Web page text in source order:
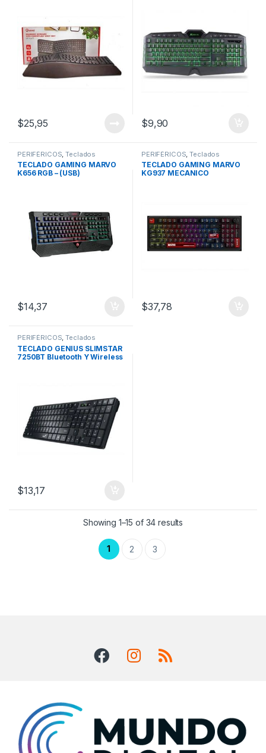
$25,95 $9,90
PERIFÉRICOS ,Teclados
TECLADO GAMING MARVO
K656 RGB – (USB)
$14,37
PERIFÉRICOS ,Teclados
TECLADO GAMING MARVO
KG937 MECANICO
$37,78
PERIFÉRICOS,Teclados
TECLADO GENIUS SLIMSTAR
7250BT Bluetooth Y Wireless
$13,17
Showing 1–15 of 34 results
1 2 3